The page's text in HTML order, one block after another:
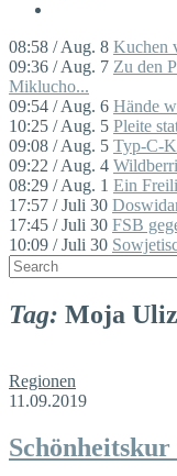
08:58 / Aug. 8 Kuchen
09:36 / Aug. 7 Zu den
Miklucho...
09:54 / Aug. 6 Hände
10:25 / Aug. 5 Pleite
09:08 / Aug. 5 Typ-C-
09:22 / Aug. 4
08:29 / Aug. 1 Ein
17:57 / Juli 30
17:45 / Juli 30 FSB
10:09 / Juli 30
Tag: Moja
Regionen
11.09.2019